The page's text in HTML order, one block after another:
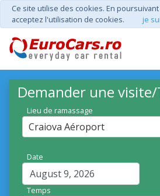
Ce site utilise des cookies. En
acceptez l'utilisation de cookies.
je
Demander une
Lieu de ramassage
Craiova Aéroport
Date
Temps